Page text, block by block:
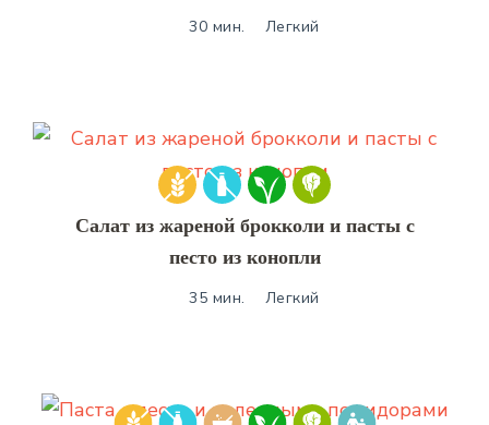
30 мин. Легкий
Салат из жареной брокколи и пасты с
песто из конопли
35 мин. Легкий